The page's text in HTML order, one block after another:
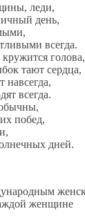
леди,
день,
всегда.
голова,
тают сердца,
навсегда,
всегда.
побед,
дней.